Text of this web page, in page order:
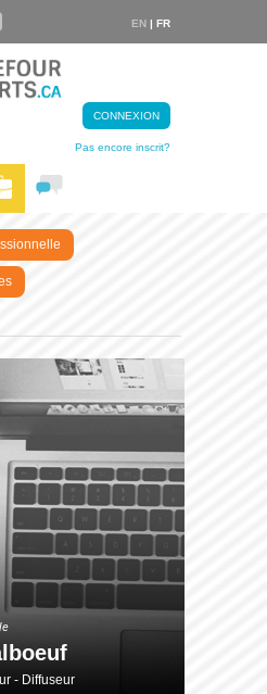
EN | FR
CONNEXION
Pas encore inscrit?
- Diffuseur